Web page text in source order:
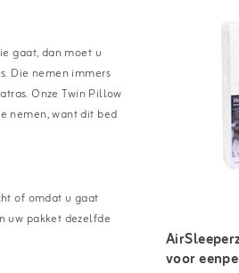
gaat, dan moet u
Die nemen immers
Onze Twin Pillow
nemen, want dit bed
of omdat u gaat
uw pakket dezelfde
voor